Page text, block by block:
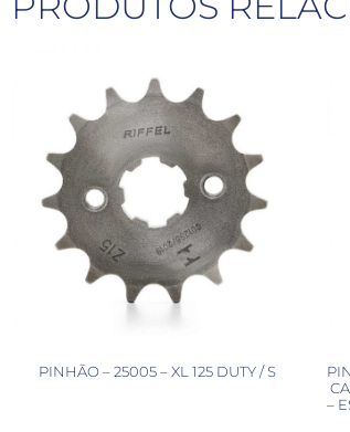
PINHÃO – 25005 – XL 125 DUTY / S
–